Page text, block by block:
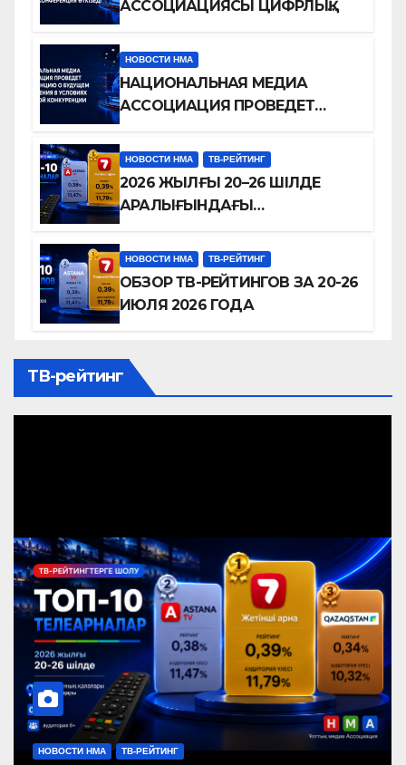
АССОЦИАЦИЯСЫ ЦИФРЛЫҚ
ЖАҒДАЙЫНДАҒЫ
ТЕЛЕДИДАРДЫҢ БОЛАШАҒЫ
ТУРАЛЫ КОНФЕРЕНЦИЯ
ӨТКІЗЕДІ
НОВОСТИ НМА
НАЦИОНАЛЬНАЯ МЕДИА
АССОЦИАЦИЯ ПРОВЕДЕТ
ТЕЛЕВИДЕНИЯ В УСЛОВИЯХ
ЦИФРОВОЙ КОНКУРЕНЦИИ
НОВОСТИ НМА ТВ-РЕЙТИНГ
2026 ЖЫЛҒЫ 20–26 ШІЛДЕ
АРАЛЫҒЫНДАҒЫ
ШОЛУ
НОВОСТИ НМА ТВ-РЕЙТИНГ
ОБЗОР ТВ-РЕЙТИНГОВ ЗА 20-26
ИЮЛЯ 2026 ГОДА
ТВ-рейтинг
НОВОСТИ НМА ТВ-РЕЙТИНГ